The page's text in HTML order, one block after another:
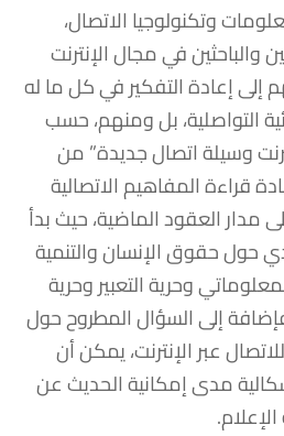
وتكنولوجيا الاتصال،
في مجال الإنترنت
إلى إعادة التفكير في كل ما له
التواصلية، بل ومنهم، حسب
وسيلة اتصال جديدة” من
قراءة المفاهيم الاتصالية
مدار العقود الماضية، حيث بدأ
حول حقوق الإنسان والتنمية
وحرية التعبير وحرية
فإضافة إلى السؤال المطروح حول
عبر الإنترنت، يمكن أن
مدى إمكانية الحديث عن